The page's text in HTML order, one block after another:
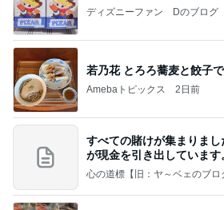
Amebaトピックス 2日前
すべての賭けが集まりま
が現金を引き出しています
心の道標【旧：ヤ～ベェのブロ
スイカの味がすると言われ
Amebaトピックス